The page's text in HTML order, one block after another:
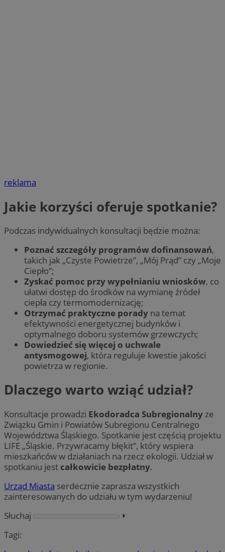
reklama
Jakie korzyści oferuje spotkanie?
Podczas indywidualnych konsultacji będzie można:
Poznać szczegóły programów dofinansowań,
takich jak „Czyste Powietrze”, „Mój Prąd” czy „Moje
Ciepło”;
Zyskać pomoc przy wypełnianiu wniosków, co
ułatwi dostęp do środków na wymianę źródeł
ciepła czy termomodernizację;
Otrzymać praktyczne porady na temat
efektywności energetycznej budynków i
optymalnego doboru systemów grzewczych;
Dowiedzieć się więcej o uchwale
antysmogowej, która reguluje kwestie jakości
powietrza w regionie.
Dlaczego warto wziąć udział?
Konsultacje prowadzi Ekodoradca Subregionalnyze
Związku Gmin i Powiatów Subregionu Centralnego
Województwa Śląskiego. Spotkanie jest częścią projektu
LIFE „Śląskie. Przywracamy błękit”, który wspiera
mieszkańców w działaniach na rzecz ekologii. Udział w
spotkaniu jest całkowicie bezpłatny.
Urząd Miasta serdecznie zaprasza wszystkich
zainteresowanych do udziału w tym wydarzeniu!
Słuchaj
⏵︎
Tagi: